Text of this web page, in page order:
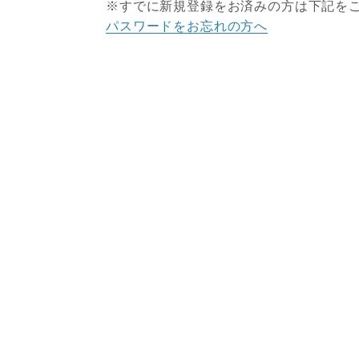
※すでに新規登録をお済みの方は下記を
パスワードをお忘れの方へ